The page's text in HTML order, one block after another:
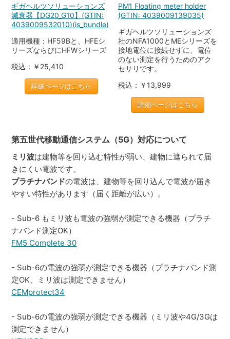
ギガヘルツソリューションズ
減衰器【DG20_G10】(GTIN:
4039009532010)(is_bundle)
適用機種：HF59Bと、HFEシ
リーズならびにHFWシリーズ
税込：￥25,410
詳細ページはこちら
PM1 Floating meter holder
(GTIN: 4039009139035)
ギガヘルツソリューションズ
社のNFA1000とMEシリーズを
接地電位に接続せずに、電位
のない測定を行うためのアク
セサリです。
税込：￥13,999
詳細ページはこちら
第五世代移動通信システム（5G）対応について
ミリ波は建物等を回り込む特性が弱い、建物に遮られて届
きにくい電波です。
プラチナバンドの電波は、建物等を回り込んで電波が届き
やすい特性があります（届く距離が広い）。
- Sub-6 もミリ波も電波の強弱が測定できる機器（プラチ
ナバンド測定OK）
FM5 Complete 30
- Sub-6の電波の強弱が測定できる機器（プラチナバンド測
定OK、ミリ波は測定できません）
CEMprotect34
- Sub-6の電波の強弱が測定できる機器（ミリ波や4G/3Gは
測定できません）